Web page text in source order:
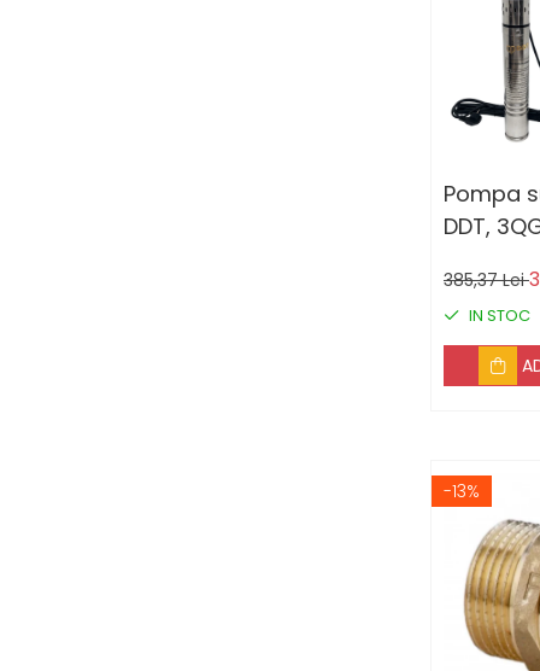
Pompa
DDT, 3QGD,
385,37 Lei
IN STOC
-13%